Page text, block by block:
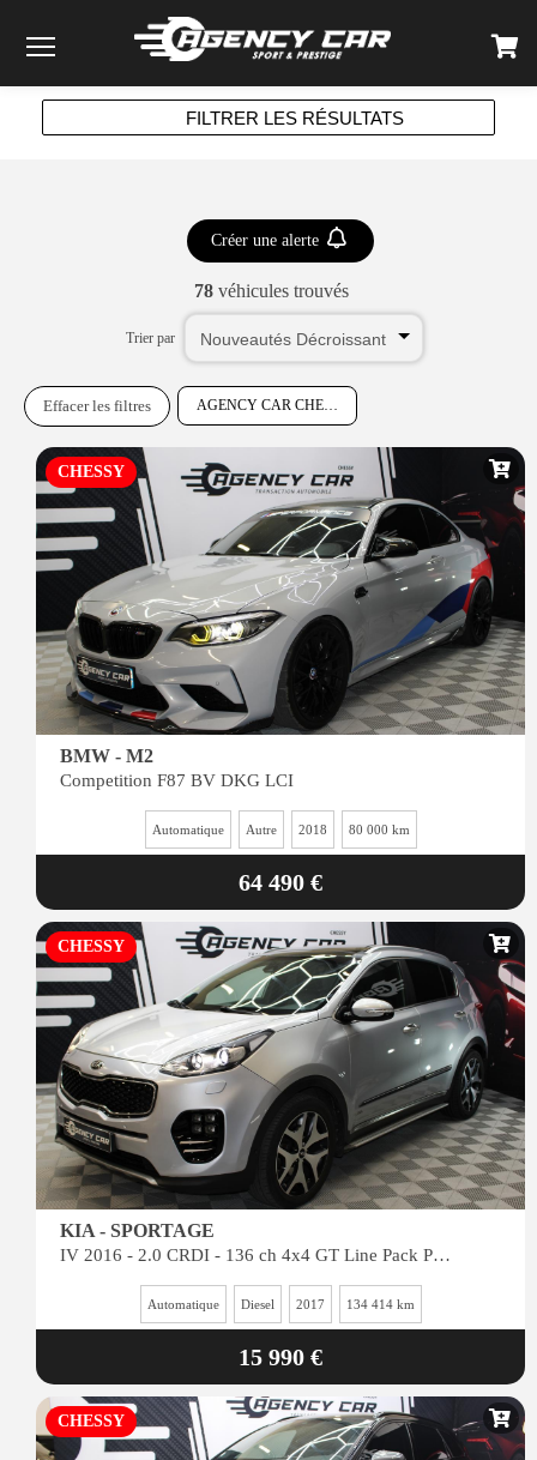
FILTRER LES RÉSULTATS
78véhicules trouvés
Créer une alerte
Trier par
AGENCY CAR CHESSY
Effacer les filtres
CHESSY
BMW - M2
Competition F87 BV DKG LCI
Automatique Autre 2018 80 000 km
64 490 €
CHESSY
KIA - SPORTAGE
IV 2016 - 2.0 CRDI - 136 ch 4x4 GT Line Pack Premium PHASE 1
Automatique Diesel 2017 134 414 km
15 990 €
CHESSY